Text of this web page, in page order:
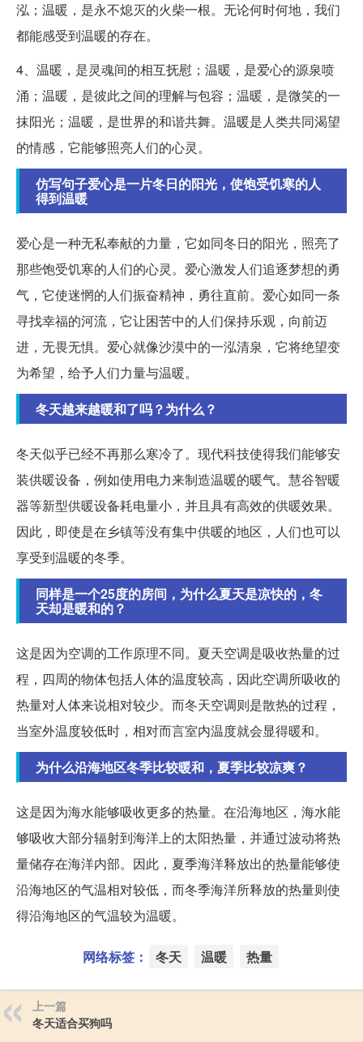
泓；温暖，是永不熄灭的火柴一根。无论何时何地，我们
都能感受到温暖的存在。
4、温暖，是灵魂间的相互抚慰；温暖，是爱心的源泉喷
涌；温暖，是彼此之间的理解与包容；温暖，是微笑的一
抹阳光；温暖，是世界的和谐共舞。温暖是人类共同渴望
的情感，它能够照亮人们的心灵。
仿写句子爱心是一片冬日的阳光，使饱受饥寒的人
得到温暖
爱心是一种无私奉献的力量，它如同冬日的阳光，照亮了
那些饱受饥寒的人们的心灵。爱心激发人们追逐梦想的勇
气，它使迷惘的人们振奋精神，勇往直前。爱心如同一条
寻找幸福的河流，它让困苦中的人们保持乐观，向前迈
进，无畏无惧。爱心就像沙漠中的一泓清泉，它将绝望变
为希望，给予人们力量与温暖。
冬天越来越暖和了吗？为什么？
冬天似乎已经不再那么寒冷了。现代科技使得我们能够安
装供暖设备，例如使用电力来制造温暖的暖气。慧谷智暖
器等新型供暖设备耗电量小，并且具有高效的供暖效果。
因此，即使是在乡镇等没有集中供暖的地区，人们也可以
享受到温暖的冬季。
同样是一个25度的房间，为什么夏天是凉快的，冬
天却是暖和的？
这是因为空调的工作原理不同。夏天空调是吸收热量的过
程，四周的物体包括人体的温度较高，因此空调所吸收的
热量对人体来说相对较少。而冬天空调则是散热的过程，
当室外温度较低时，相对而言室内温度就会显得暖和。
为什么沿海地区冬季比较暖和，夏季比较凉爽？
这是因为海水能够吸收更多的热量。在沿海地区，海水能
够吸收大部分辐射到海洋上的太阳热量，并通过波动将热
量储存在海洋内部。因此，夏季海洋释放出的热量能够使
沿海地区的气温相对较低，而冬季海洋所释放的热量则使
得沿海地区的气温较为温暖。
网络标签： 冬天 温暖 热量
上一篇
冬天适合买狗吗